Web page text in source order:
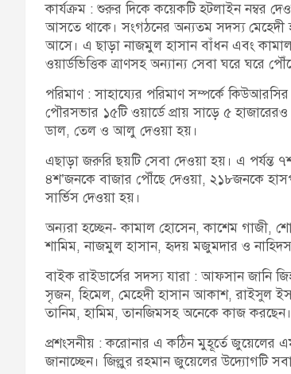
কার্যক্রম : শুরুর দিকে কয়েকটি হটলাইন নম্বর
আসতে থাকে। সংগঠনের অন্যতম সদস্য মেহেদী
আসে। এ ছাড়া নাজমুল হাসান বাঁধন এবং
ওয়ার্ডভিত্তিক ত্রাণসহ অন্যান্য সেবা ঘরে ঘরে
পরিমাণ : সাহায্যের পরিমাণ সম্পর্কে
পৌরসভার ১৫টি ওয়ার্ডে প্রায় সাড়ে ৫
ডাল, তেল ও আলু দেওয়া হয়।
এছাড়া জরুরি ছয়টি সেবা দেওয়া হয়। এ পর্যন্ত
৪শ’জনকে বাজার পৌঁছে দেওয়া, ২১৮জনকে
সার্ভিস দেওয়া হয়।
অন্যরা হচ্ছেন- কামাল হোসেন, কাশেম গাজী,
শামিম, নাজমুল হাসান, হৃদয় মজুমদার ও
বাইক রাইডার্সের সদস্য যারা : আফসান জানি
সৃজন, হিমেল, মেহেদী হাসান আকাশ, রাইসুল
তানিম, হামিম, তানজিমসহ অনেকে কাজ করছেন।
প্রশংসনীয় : করোনার এ কঠিন মুহূর্তে জুয়েলের
জানাচ্ছেন। জিল্লুর রহমান জুয়েলের উদ্যোগটি